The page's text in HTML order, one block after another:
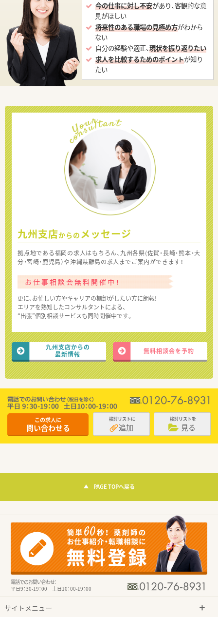
今の仕事に対し不安があり、客観的な意
見がほしい
将来性のある職場の見極め方がわから
ない
自分の経験や適正、現状を振り返りたい
求人を比較するためのポイントが知り
たい
九州支店からの メッセージ
拠点地である福岡の求人はもちろん、九州各県(佐賀・長崎・熊本・大
分・宮崎・鹿児島）や沖縄県離島の求人までご案内ができます！
お仕事相談会無料開催中！
更に、お忙しい方やキャリアの棚卸がしたい方に朗報!
エリアを熟知したコンサルタントによる、
“出張”個別相談サービスも同時開催中です。
九州支店からの
最新情報
無料相談会を予約
この求人に
問い合わせる
検討リストに
追加
検討リストを
見る
PAGE TOPへ戻る
電話でのお問い合わせ：
平日9：30-19：00 土日10：00-19：00
サイトメニュー